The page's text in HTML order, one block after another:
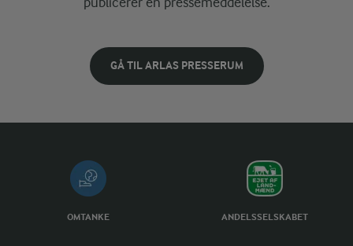
GÅ TIL ARLAS PRESSERUM
OMTANKE ANDELSSELSKABET